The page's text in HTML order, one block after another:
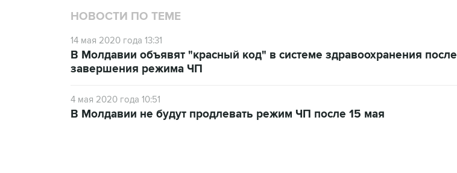
НОВОСТИ ПО ТЕМЕ
14 мая 2020 года 13:31
В Молдавии объявят "красный код" в системе здравоохранения после
завершения режима ЧП
4 мая 2020 года 10:51
В Молдавии не будут продлевать режим ЧП после 15 мая